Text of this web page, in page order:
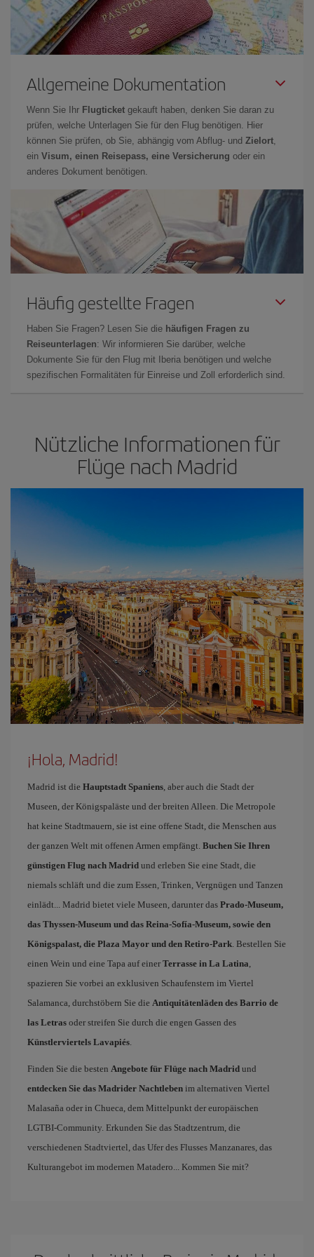
Allgemeine Dokumentation
Wenn Sie Ihr Flugticket gekauft haben, denken Sie daran zu
prüfen, welche Unterlagen Sie für den Flug benötigen. Hier
können Sie prüfen, ob Sie, abhängig vom Abflug- und Zielort,
ein Visum, einen Reisepass, eine Versicherung oder ein
anderes Dokument benötigen.
Häufig gestellte Fragen
Haben Sie Fragen? Lesen Sie die häufigen Fragen zu
Reiseunterlagen: Wir informieren Sie darüber, welche
Dokumente Sie für den Flug mit Iberia benötigen und welche
spezifischen Formalitäten für Einreise und Zoll erforderlich sind.
Nützliche Informationen für
Flüge nach Madrid
¡Hola, Madrid!
Madrid ist die Hauptstadt Spaniens, aber auch die Stadt der
Museen, der Königspaläste und der breiten Alleen. Die Metropole
hat keine Stadtmauern, sie ist eine offene Stadt, die Menschen aus
der ganzen Welt mit offenen Armen empfängt. Buchen Sie Ihren
günstigen Flug nach Madrid und erleben Sie eine Stadt, die
niemals schläft und die zum Essen, Trinken, Vergnügen und Tanzen
einlädt... Madrid bietet viele Museen, darunter das Prado-Museum,
das Thyssen-Museum und das Reina-Sofía-Museum, sowie den
Königspalast, die Plaza Mayor und den Retiro-Park. Bestellen Sie
einen Wein und eine Tapa auf einer Terrasse in La Latina,
spazieren Sie vorbei an exklusiven Schaufenstern im Viertel
Salamanca, durchstöbern Sie die Antiquitätenläden des Barrio de
las Letras oder streifen Sie durch die engen Gassen des
Künstlerviertels Lavapiés.
Finden Sie die besten Angebote für Flüge nach Madrid und
entdecken Sie das Madrider Nachtleben im alternativen Viertel
Malasaña oder in Chueca, dem Mittelpunkt der europäischen
LGTBI-Community. Erkunden Sie das Stadtzentrum, die
verschiedenen Stadtviertel, das Ufer des Flusses Manzanares, das
Kulturangebot im modernen Matadero... Kommen Sie mit?